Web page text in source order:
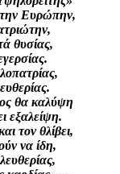
την Ευρώπην,
θυσίας,
θα καλύψη
εξαλείψη.
τον θλίβει,
να ίδη,